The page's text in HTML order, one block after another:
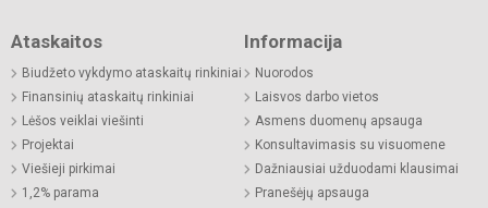
Ataskaitos
Biudžeto vykdymo ataskaitų rinkiniai
Finansinių ataskaitų rinkiniai
Lėšos veiklai viešinti
Projektai
Viešieji pirkimai
1,2% parama
Informacija
Nuorodos
Laisvos darbo vietos
Asmens duomenų apsauga
Konsultavimasis su visuomene
Dažniausiai užduodami klausimai
Pranešėjų apsauga